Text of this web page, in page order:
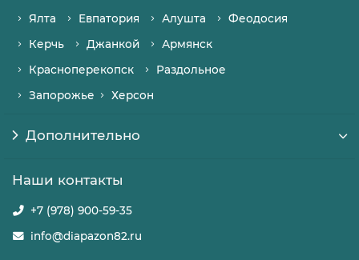
Ялта
Евпатория Алушта
Феодосия
Керчь
Джанкой
Армянск
Красноперекопск
Раздольное
Запорожье
Херсон
Дополнительно
Наши контакты
+7 (978) 900-59-35
info@diapazon82.ru